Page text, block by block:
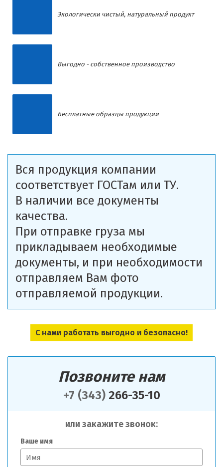
Позвоните нам
+7 (343)266-35-10
или закажите звонок:
Ваше имя
Экологически чистый, натуральный продукт
Выгодно - собственное производство
Бесплатные образцы продукции
Вся продукция компании
соответствует ГОСТам или ТУ.
В наличии все документы
качества.
При отправке груза мы
прикладываем необходимые
документы, и при необходимости
отправляем Вам фото
отправляемой продукции.
С нами работать выгодно и безопасно!